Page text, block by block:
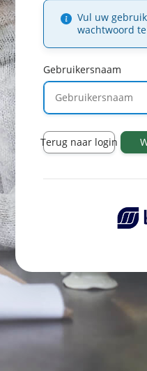
Vul uw
wachtwoord
Gebruikersnaam
Terug naar login